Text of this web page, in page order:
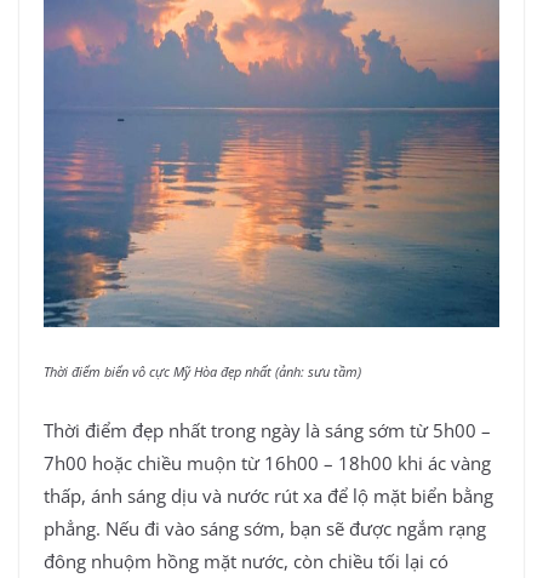
Thời điểm biển vô cực Mỹ Hòa đẹp nhất (ảnh: sưu tầm)
Thời điểm đẹp nhất trong ngày là sáng sớm từ 5h00 –
7h00 hoặc chiều muộn từ 16h00 – 18h00 khi ác vàng
thấp, ánh sáng dịu và nước rút xa để lộ mặt biển bằng
phẳng. Nếu đi vào sáng sớm, bạn sẽ được ngắm rạng
đông nhuộm hồng mặt nước, còn chiều tối lại có